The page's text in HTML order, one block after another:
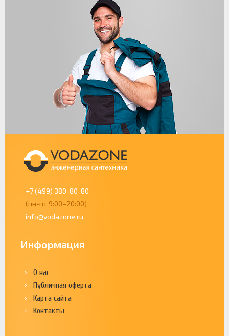
+7 (499) 380-80-80
(пн-пт 9:00–20:00)
info@vodazone.ru
Информация
О нас
Публичная оферта
Карта сайта
Контакты